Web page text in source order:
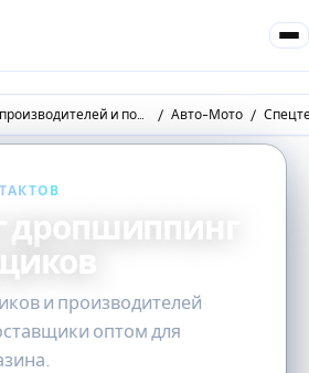
покупателей
Бесплатная база производителей и поставщиков товаров оптом Авто-Мото
дропшиппинг
и производителей
оптом для